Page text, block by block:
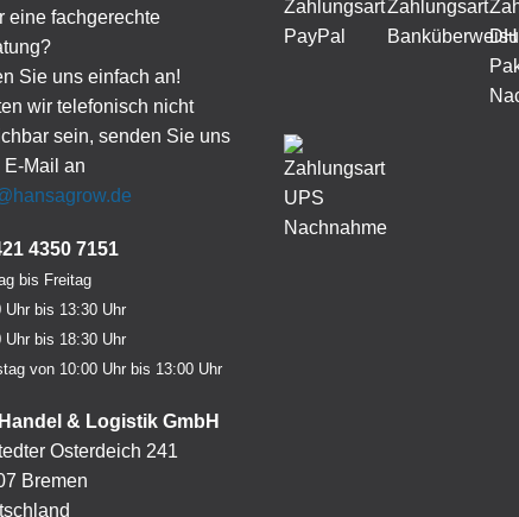
eine fachgerechte
Sie uns einfach an!
wir telefonisch nicht
sein, senden Sie uns
E-Mail an
4350 7151
bis Freitag
Uhr bis 13:30 Uhr
Uhr bis 18:30 Uhr
von 10:00 Uhr bis 13:00 Uhr
& Logistik GmbH
Osterdeich 241
Bremen